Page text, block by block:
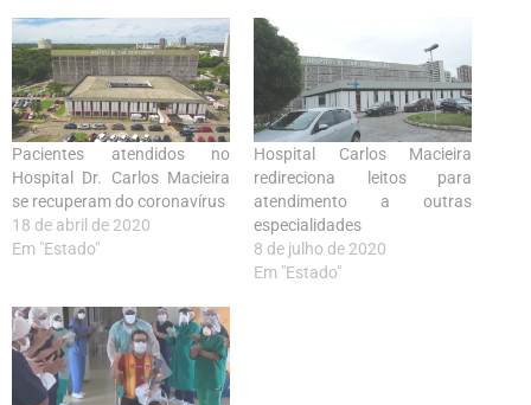
Pacientes atendidos no
Hospital Dr. Carlos Macieira
se recuperam do coronavírus
18 de abril de 2020
Em "Estado"
Hospital Carlos Macieira
redireciona leitos para
atendimento a outras
especialidades
8 de julho de 2020
Em "Estado"